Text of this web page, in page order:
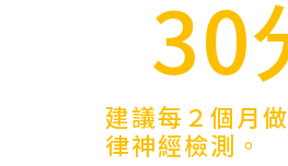
30
建議每２個月
律神經檢測。